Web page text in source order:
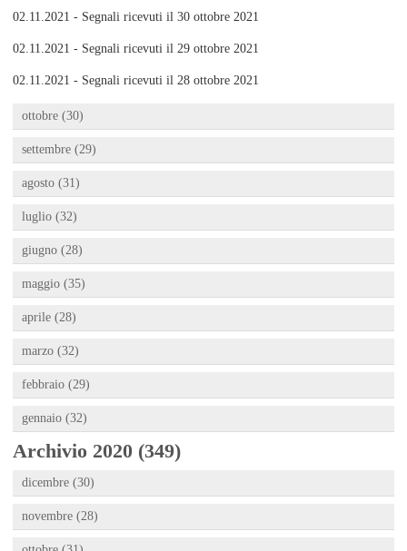
02.11.2021 - Segnali ricevuti il 30 ottobre 2021
02.11.2021 - Segnali ricevuti il 29 ottobre 2021
02.11.2021 - Segnali ricevuti il 28 ottobre 2021
ottobre (30)
settembre (29)
agosto (31)
luglio (32)
giugno (28)
maggio (35)
aprile (28)
marzo (32)
febbraio (29)
gennaio (32)
Archivio 2020 (349)
dicembre (30)
novembre (28)